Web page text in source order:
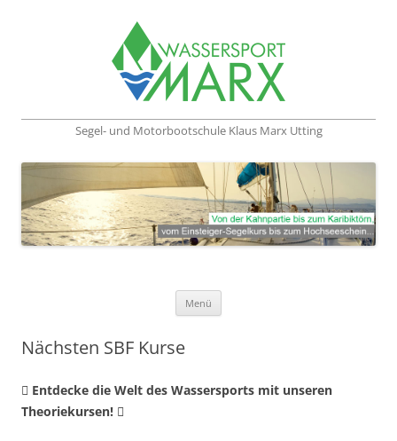
Segel- und Motorbootschule Klaus Marx Utting
Menü
Nächsten SBF Kurse
 Entdecke die Welt des Wassersports mit unseren
Theoriekursen! 